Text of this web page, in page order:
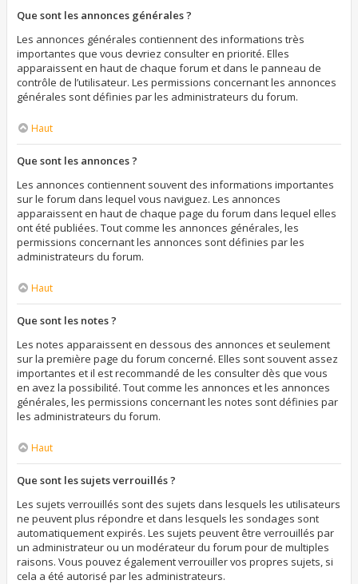
Que sont les annonces générales ?
Les annonces générales contiennent des informations très
importantes que vous devriez consulter en priorité. Elles
apparaissent en haut de chaque forum et dans le panneau de
contrôle de l’utilisateur. Les permissions concernant les annonces
générales sont définies par les administrateurs du forum.
Haut
Que sont les annonces ?
Les annonces contiennent souvent des informations importantes
sur le forum dans lequel vous naviguez. Les annonces
apparaissent en haut de chaque page du forum dans lequel elles
ont été publiées. Tout comme les annonces générales, les
permissions concernant les annonces sont définies par les
administrateurs du forum.
Haut
Que sont les notes ?
Les notes apparaissent en dessous des annonces et seulement
sur la première page du forum concerné. Elles sont souvent assez
importantes et il est recommandé de les consulter dès que vous
en avez la possibilité. Tout comme les annonces et les annonces
générales, les permissions concernant les notes sont définies par
les administrateurs du forum.
Haut
Que sont les sujets verrouillés ?
Les sujets verrouillés sont des sujets dans lesquels les utilisateurs
ne peuvent plus répondre et dans lesquels les sondages sont
automatiquement expirés. Les sujets peuvent être verrouillés par
un administrateur ou un modérateur du forum pour de multiples
raisons. Vous pouvez également verrouiller vos propres sujets, si
cela a été autorisé par les administrateurs.